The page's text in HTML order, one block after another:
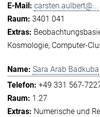
carsten.aulbert@...
3401 041
Kosmologie Computer-
Sara Arab Badkuba
+49 331 567-
1.27
Numerische und